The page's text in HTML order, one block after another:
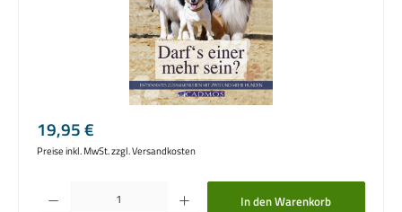
Regulärer Preis:
19,95 €
Preise inkl. MwSt. zzgl. Versandkosten
Produkt Anzahl: Gib den gewünschten Wert ein oder benutze die Schaltflächen um
In den Warenkorb